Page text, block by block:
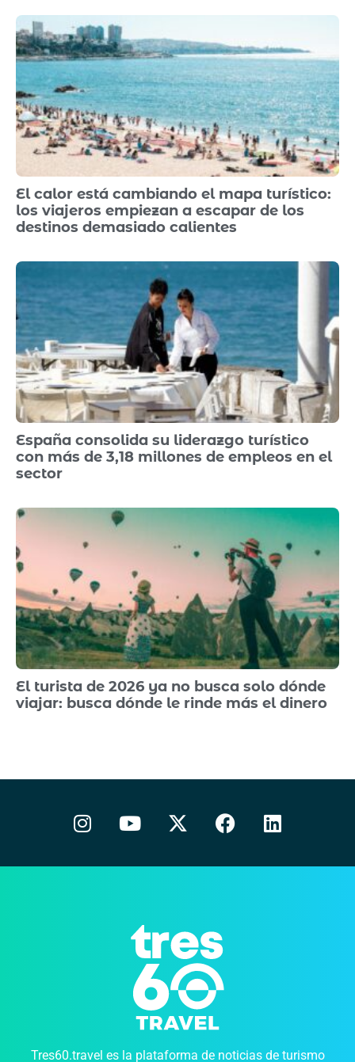
El calor está cambiando el mapa turístico:
los viajeros empiezan a escapar de los
destinos demasiado calientes
España consolida su liderazgo turístico
con más de 3,18 millones de empleos en el
sector
El turista de 2026 ya no busca solo dónde
viajar: busca dónde le rinde más el dinero
Tres60.travel es la plataforma de noticias de turismo